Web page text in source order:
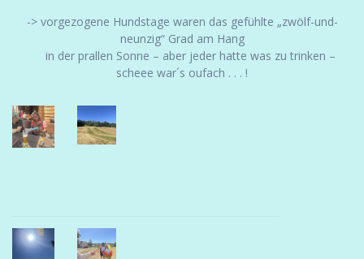
-> vorgezogene Hundstage waren das gefühlte „zwölf-und-
neunzig“ Grad am Hang
in der prallen Sonne – aber jeder hatte was zu trinken –
scheee war´s oufach . . . !